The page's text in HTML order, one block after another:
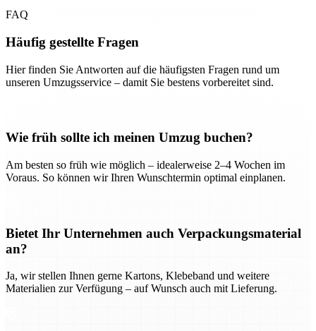
FAQ
Häufig gestellte Fragen
Hier finden Sie Antworten auf die häufigsten Fragen rund um
unseren Umzugsservice – damit Sie bestens vorbereitet sind.
Wie früh sollte ich meinen Umzug buchen?
Am besten so früh wie möglich – idealerweise 2–4 Wochen im
Voraus. So können wir Ihren Wunschtermin optimal einplanen.
Bietet Ihr Unternehmen auch Verpackungsmaterial
an?
Ja, wir stellen Ihnen gerne Kartons, Klebeband und weitere
Materialien zur Verfügung – auf Wunsch auch mit Lieferung.